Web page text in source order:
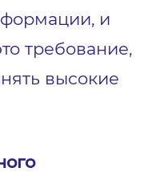
и
требование,
высокие